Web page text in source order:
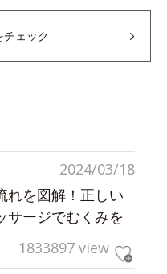
ェック
2024/03/18
れを図解！正しい
サージでむくみを
1833897 view